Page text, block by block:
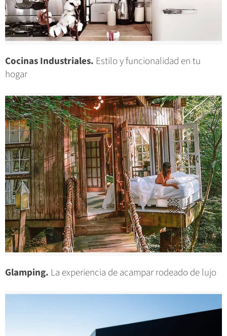
Cocinas Industriales. Estilo y funcionalidad en tu
hogar
Glamping. La experiencia de acampar rodeado de lujo